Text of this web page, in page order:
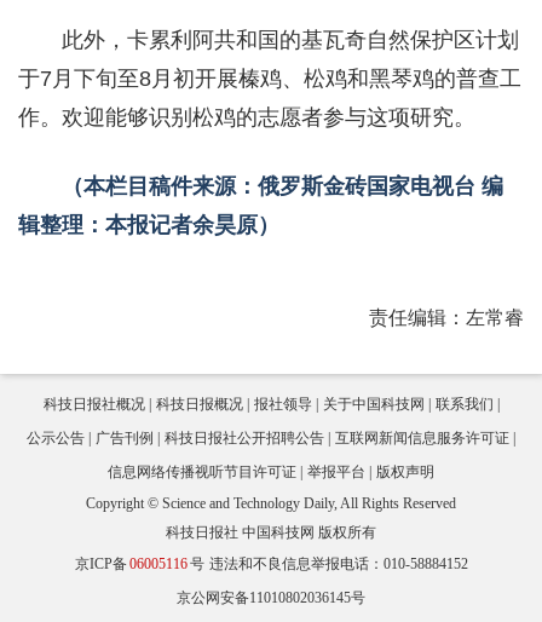
此外，卡累利阿共和国的基瓦奇自然保护区计划
于7月下旬至8月初开展榛鸡、松鸡和黑琴鸡的普查工
作。欢迎能够识别松鸡的志愿者参与这项研究。
（本栏目稿件来源：俄罗斯金砖国家电视台 编
辑整理：本报记者余昊原）
责任编辑：左常睿
科技日报社概况 科技日报概况 报社领导 关于中国科技网
联系我们
公示公告
广告刊例 科技日报社公开招聘公告
互联网新闻信息服务许可证
信息网络传播视听节目许可证
举报平台
版权声明
Copyright © Science and Technology Daily, All Rights Reserved
科技日报社 中国科技网 版权所有
京ICP备06005116号 违法和不良信息举报电话：010-58884152
京公网安备11010802036145号